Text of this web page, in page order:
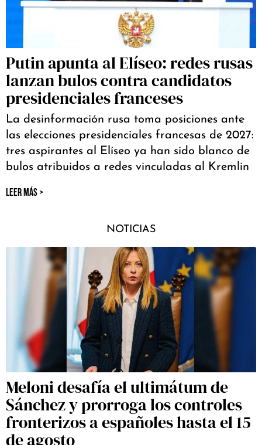
Putin apunta al Elíseo: redes rusas
lanzan bulos contra candidatos
presidenciales franceses
La desinformación rusa toma posiciones ante
las elecciones presidenciales francesas de 2027:
tres aspirantes al Elíseo ya han sido blanco de
bulos atribuidos a redes vinculadas al Kremlin
LEER MÁS >
NOTICIAS
Meloni desafía el ultimátum de
Sánchez y prorroga los controles
fronterizos a españoles hasta el 15
de agosto